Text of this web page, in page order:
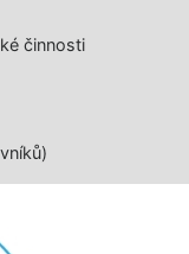
činnosti